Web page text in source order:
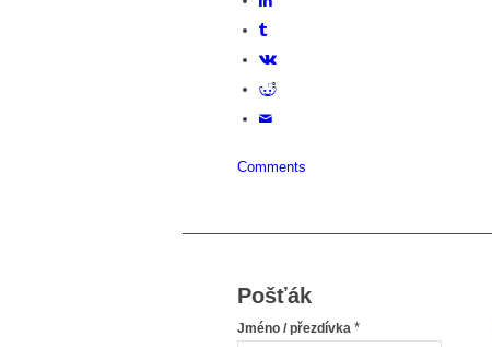
Comments
Pošťák
Jméno / přezdívka *